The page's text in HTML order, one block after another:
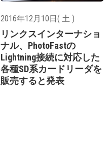
2016年12月10日( 土 )
リンクスインターナショ
ナル、PhotoFastの
Lightning接続に対応した
各種SD系カードリーダを
販売すると発表